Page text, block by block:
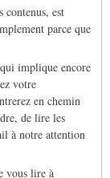
contenus, est
parce que
implique encore
votre
en chemin
de lire les
à notre attention
vous lire à